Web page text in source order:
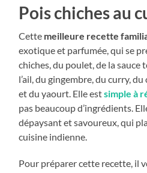
Pois chiches au
Cette meilleure recette
exotique et parfumée, qui se
chiches, du poulet, de la sauce
l’ail, du gingembre, du curry,
et du yaourt. Elle estsimple à
pas beaucoup d’ingrédients.
dépaysant et savoureux, qui
cuisine indienne.
Pour préparer cette recette, il